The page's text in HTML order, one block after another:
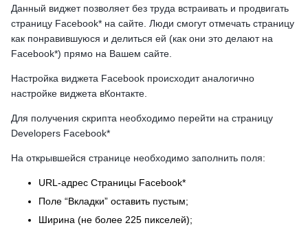
Данный виджет позволяет без труда встраивать и продвигать
страницу Facebook* на сайте. Люди смогут отмечать cтраницу
как понравившуюся и делиться ей (как они это делают на
Facebook*) прямо на Вашем сайте.
Настройка виджета Faсebook происходит аналогично
настройке виджета вКонтакте.
Для получения скрипта необходимо перейти на страницу
Developers Facebook*
На открывшейся странице необходимо заполнить поля:
URL-адрес Страницы Facebook*
Поле “Вкладки” оставить пустым;
Ширина (не более 225 пикселей);